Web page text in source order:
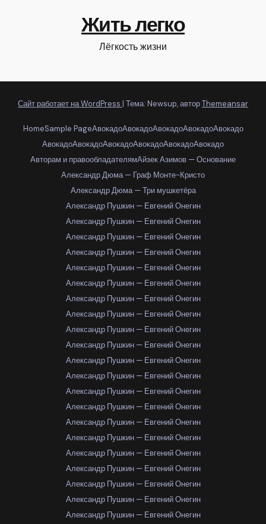
Жить легко
Лёгкость жизни
Сайт работает на WordPress | Тема: Newsup, авторThemeansar
HomeSample PageАвокадоАвокадоАвокадоАвокадоАвокадо
АвокадоАвокадоАвокадоАвокадоАвокадоАвокадо
Авторам и правообладателямАйзек Азимов — Основание
Александр Дюма — Граф Монте-Кристо
Александр Дюма — Три мушкетёра
Александр Пушкин — Евгений Онегин
Александр Пушкин — Евгений Онегин
Александр Пушкин — Евгений Онегин
Александр Пушкин — Евгений Онегин
Александр Пушкин — Евгений Онегин
Александр Пушкин — Евгений Онегин
Александр Пушкин — Евгений Онегин
Александр Пушкин — Евгений Онегин
Александр Пушкин — Евгений Онегин
Александр Пушкин — Евгений Онегин
Александр Пушкин — Евгений Онегин
Александр Пушкин — Евгений Онегин
Александр Пушкин — Евгений Онегин
Александр Пушкин — Евгений Онегин
Александр Пушкин — Евгений Онегин
Александр Пушкин — Евгений Онегин
Александр Пушкин — Евгений Онегин
Александр Пушкин — Евгений Онегин
Александр Пушкин — Евгений Онегин
Александр Пушкин — Евгений Онегин
Александр Пушкин — Евгений Онегин